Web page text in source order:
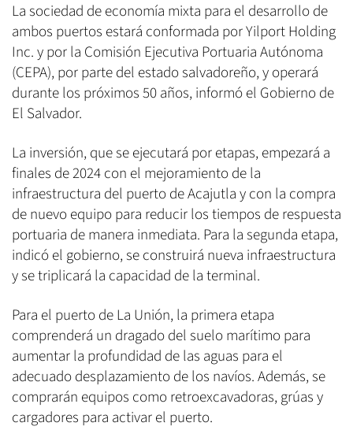
La sociedad de economía mixta para el desarrollo de
ambos puertos estará conformada por Yilport Holding
Inc. y por la Comisión Ejecutiva Portuaria Autónoma
(CEPA), por parte del estado salvadoreño, y operará
durante los próximos 50 años, informó el Gobierno de
El Salvador.
La inversión, que se ejecutará por etapas, empezará a
finales de 2024 con el mejoramiento de la
infraestructura del puerto de Acajutla y con la compra
de nuevo equipo para reducir los tiempos de respuesta
portuaria de manera inmediata. Para la segunda etapa,
indicó el gobierno, se construirá nueva infraestructura
y se triplicará la capacidad de la terminal.
Para el puerto de La Unión, la primera etapa
comprenderá un dragado del suelo marítimo para
aumentar la profundidad de las aguas para el
adecuado desplazamiento de los navíos. Además, se
comprarán equipos como retroexcavadoras, grúas y
cargadores para activar el puerto.